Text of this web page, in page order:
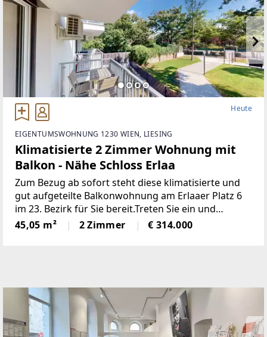
Heute
EIGENTUMSWOHNUNG 1230 WIEN, LIESING
Klimatisierte 2 Zimmer Wohnung mit
Balkon - Nähe Schloss Erlaa
Zum Bezug ab sofort steht diese klimatisierte und
gut aufgeteilte Balkonwohnung am Erlaaer Platz 6
im 23. Bezirk für Sie bereit.Treten Sie ein und
machen Sie sich ein Bild von Ihrem neuen
Zuhause:https://my.matterport.com/show/?
45,05 m² 2 Zimmer € 314.000